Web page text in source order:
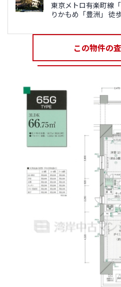
東京メトロ有楽町線
りかもめ「豊洲」 徒
この物件の